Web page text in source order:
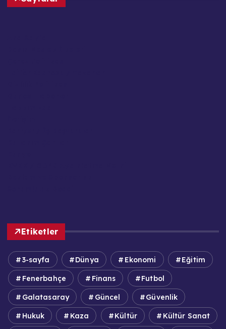
Etiketler
3-sayfa Dünya Ekonomi Eğitim
Fenerbahçe Finans Futbol
Galatasaray Güncel Güvenlik
Hukuk Kaza Kültür Kültür Sanat